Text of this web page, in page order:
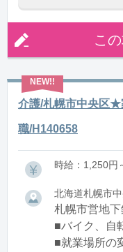
こ
介護/札幌市中央区
職/H140658
時給：1,250円
北海道札幌市
札幌市営地
■バイク、自
■就業場所の